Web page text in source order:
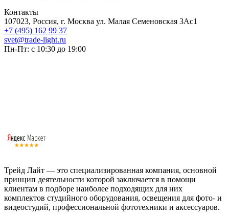
Контакты
107023, Россия, г. Москва ул. Малая Семеновская 3Ас1
+7 (495) 162 99 37
svet@trade-light.ru
Пн-Пт: с 10:30 до 19:00
Трейд Лайт — это специализированная компания, основной
принцип деятельности которой заключается в помощи
клиентам в подборе наиболее подходящих для них
комплектов студийного оборудования, освещения для фото- и
видеостудий, профессиональной фототехники и аксессуаров.